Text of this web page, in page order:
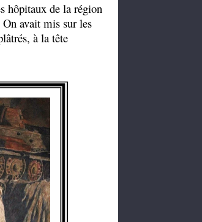
hôpitaux de la région
avait mis sur les
à la tête